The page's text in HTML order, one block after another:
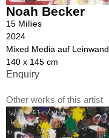
Noah Becker
15 Millies
2024
Mixed Media auf Leinwand
140 x 145 cm
Enquiry
Other works of this artist